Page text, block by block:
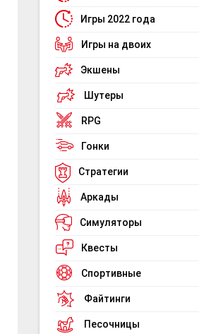
Игры 2022 года
Игры на двоих
Экшены
Шутеры
RPG
Гонки
Стратегии
Аркады
Симуляторы
Квесты
Спортивные
Файтинги
Песочницы